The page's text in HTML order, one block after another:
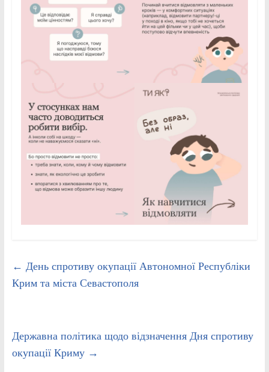
← День спротиву окупації Автономної Республіки
Крим та міста Севастополя
Державна політика щодо відзначення Дня спротиву
окупації Криму →